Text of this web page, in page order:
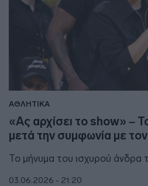
ΑΘΛΗΤΙΚΑ
«Ας αρχίσει το show» –
μετά την συμφωνία με
Το μήνυμα του ισχυρού
03.06.2026 - 21:20